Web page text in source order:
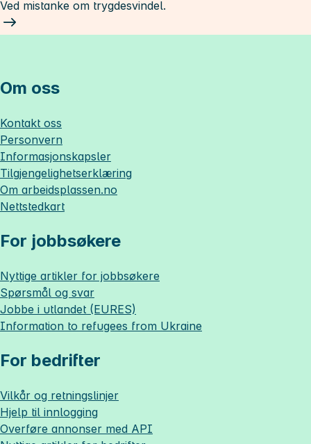
Ved mistanke om trygdesvindel.
Om oss
Kontakt oss
Personvern
Informasjonskapsler
Tilgjengelighetserklæring
Om arbeidsplassen.no
Nettstedkart
For jobbsøkere
Nyttige artikler for jobbsøkere
Spørsmål og svar
Jobbe i utlandet (EURES)
Information to refugees from Ukraine
For bedrifter
Vilkår og retningslinjer
Hjelp til innlogging
Overføre annonser med API